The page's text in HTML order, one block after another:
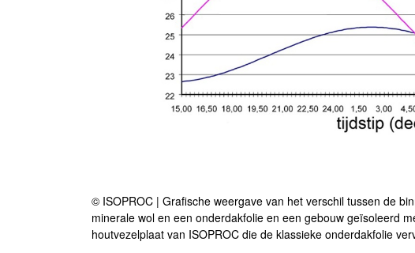
© ISOPROC | Grafische weergave van het verschil tussen de
minerale wol en een onderdakfolie en een gebouw geïsoleerd
houtvezelplaat van ISOPROC die de klassieke onderdakfolie